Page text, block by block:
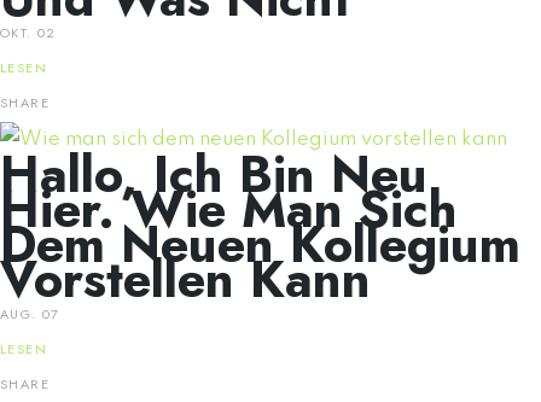
OKT. 02
LESEN
SHARE
Hallo, Ich Bin Neu
Hier. Wie Man Sich
Dem Neuen Kollegium
Vorstellen Kann
AUG. 07
LESEN
SHARE